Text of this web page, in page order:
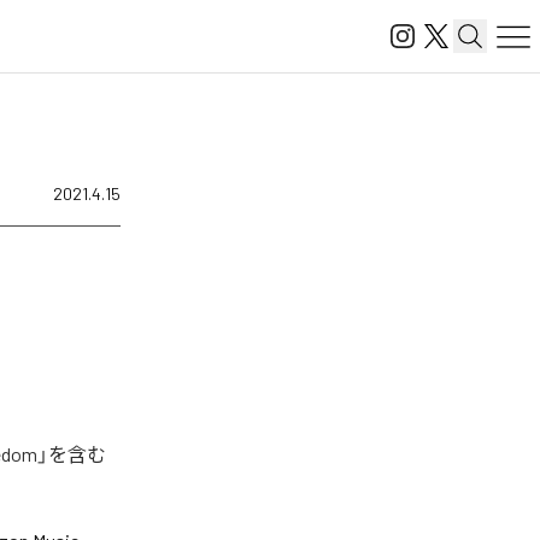
2021.4.15
」を含む